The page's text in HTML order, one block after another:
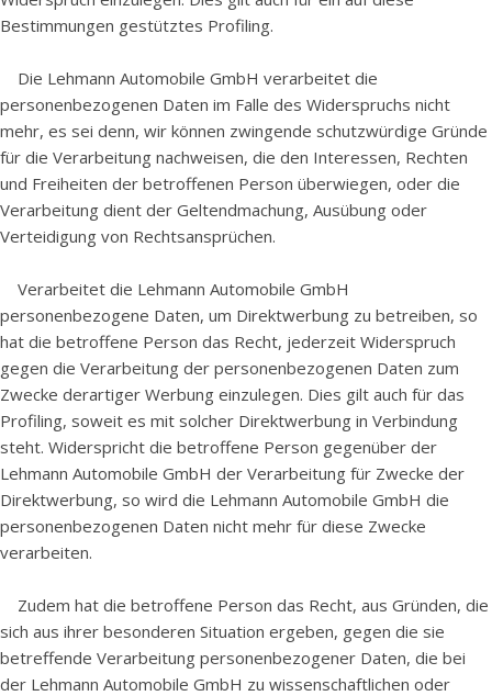
Bestimmungen gestütztes Profiling.
Die Lehmann Automobile GmbH verarbeitet die
personenbezogenen Daten im Falle des Widerspruchs nicht
mehr, es sei denn, wir können zwingende schutzwürdige Gründe
für die Verarbeitung nachweisen, die den Interessen, Rechten
und Freiheiten der betroffenen Person überwiegen, oder die
Verarbeitung dient der Geltendmachung, Ausübung oder
Verteidigung von Rechtsansprüchen.
Verarbeitet die Lehmann Automobile GmbH
personenbezogene Daten, um Direktwerbung zu betreiben, so
hat die betroffene Person das Recht, jederzeit Widerspruch
gegen die Verarbeitung der personenbezogenen Daten zum
Zwecke derartiger Werbung einzulegen. Dies gilt auch für das
Profiling, soweit es mit solcher Direktwerbung in Verbindung
steht. Widerspricht die betroffene Person gegenüber der
Lehmann Automobile GmbH der Verarbeitung für Zwecke der
Direktwerbung, so wird die Lehmann Automobile GmbH die
personenbezogenen Daten nicht mehr für diese Zwecke
verarbeiten.
Zudem hat die betroffene Person das Recht, aus Gründen, die
sich aus ihrer besonderen Situation ergeben, gegen die sie
betreffende Verarbeitung personenbezogener Daten, die bei
der Lehmann Automobile GmbH zu wissenschaftlichen oder